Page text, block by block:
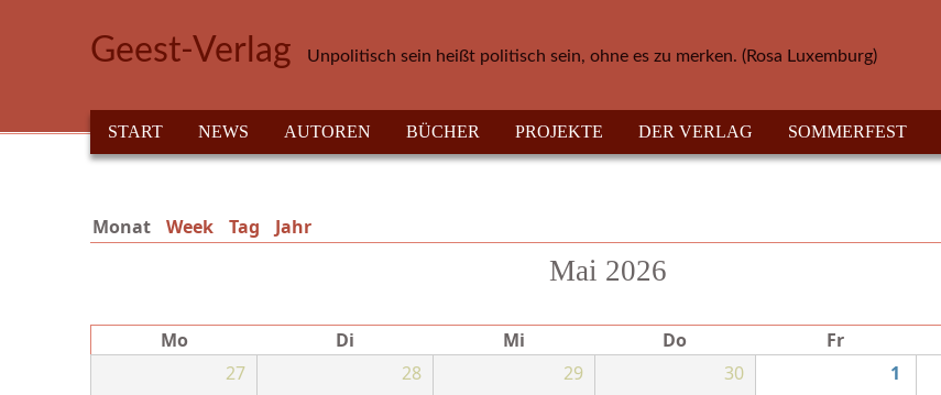
Geest-Verlag Unpolitisch sein heißt politisch sein, ohne es zu merken. (Rosa Luxemburg)
HAUPTMENÜ
START NEWS AUTOREN BÜCHER PROJEKTE DER VERLAG SOMMERFEST
Monat (aktiver Reiter)
Week Tag Jahr
Mai 2026
Mo Di Mi Do Fr
27
28 29 30 1